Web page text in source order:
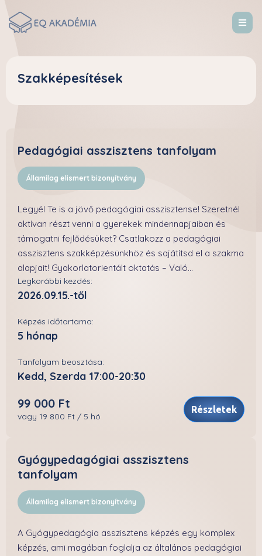
Szakképesítések
Pedagógiai asszisztens tanfolyam
Államilag elismert bizonyítvány
Legyél Te is a jövő pedagógiai asszisztense! Szeretnél
aktívan részt venni a gyerekek mindennapjaiban és
támogatni fejlődésüket? Csatlakozz a pedagógiai
asszisztens szakképzésünkhöz és sajátítsd el a szakma
alapjait! Gyakorlatorientált oktatás – Való...
Legkorábbi kezdés:
2026.09.15.-től
Képzés időtartama:
5 hónap
Tanfolyam beosztása:
Kedd, Szerda 17:00-20:30
99 000 Ft
vagy 19 800 Ft / 5 hó
Részletek
Gyógypedagógiai asszisztens
tanfolyam
Államilag elismert bizonyítvány
A Gyógypedagógia asszisztens képzés egy komplex
képzés, ami magában foglalja az általános pedagógiai